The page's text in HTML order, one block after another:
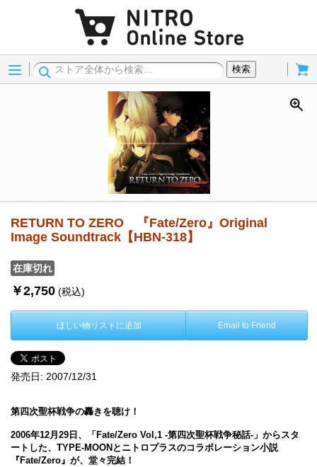
Menu
検索
RETURN TO ZERO 『Fate/Zero』Original
Image Soundtrack【HBN-318】
在庫切れ
￥2,750 (税込)
ほしい物リストに追加 Email to Friend
発売日: 2007/12/31
第四次聖杯戦争の轟きを聴け！
2006年12月29日、「Fate/Zero Vol,1 -第四次聖杯戦争秘話-」からスタ
ートした、TYPE-MOONとニトロプラスのコラボレーション小説
『Fate/Zero』が、堂々完結！